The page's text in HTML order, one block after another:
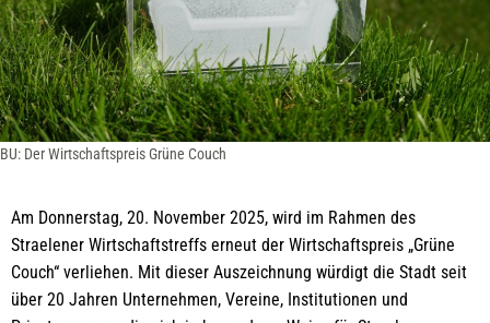
BU: Der Wirtschaftspreis Grüne Couch
Am Donnerstag, 20. November 2025, wird im Rahmen des
Straelener Wirtschaftstreffs erneut der Wirtschaftspreis „Grüne
Couch“ verliehen. Mit dieser Auszeichnung würdigt die Stadt seit
über 20 Jahren Unternehmen, Vereine, Institutionen und